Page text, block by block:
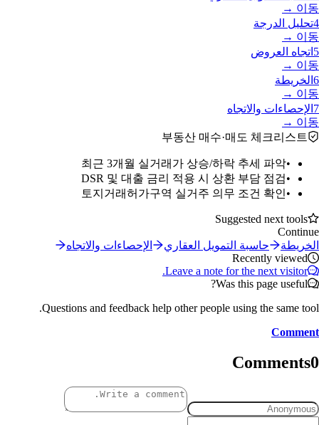
이동 →
4تحليل الدرجة
이동 →
5 اتجاه العروض
이동 →
6 الخريطة
이동 →
7 الإحصاءات والاتجاه
이동 →
부동산 매수·매도 체크리스트
•
최근 3개월 실거래가 상승/하락 추세 파악
•
DSR 및 대출 금리 적용 시 상환 부담 점검
•
토지거래허가구역 실거주 의무 조건 확인
Suggested next tools
Continue
الخريطة
حاسبة التمويل العقاري
الإحصاءات والاتجاه
Recently viewed
Leave a note for the next visitor.
Was this page useful?
Questions and feedback help other people using the same tool.
Comment
Comments0